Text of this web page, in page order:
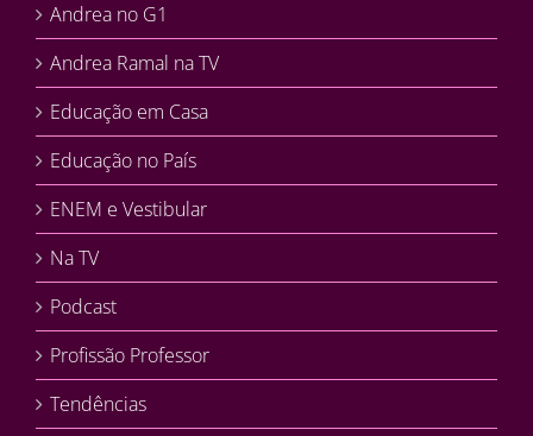
Andrea no G1
Andrea Ramal na TV
Educação em Casa
Educação no País
ENEM e Vestibular
Na TV
Podcast
Profissão Professor
Tendências